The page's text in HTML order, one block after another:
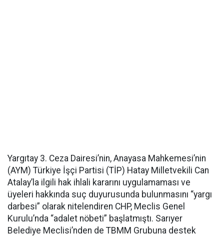
Yargıtay 3. Ceza Dairesi’nin, Anayasa Mahkemesi’nin
(AYM) Türkiye İşçi Partisi (TİP) Hatay Milletvekili Can
Atalay’la ilgili hak ihlali kararını uygulamaması ve
üyeleri hakkında suç duyurusunda bulunmasını “yargı
darbesi” olarak nitelendiren CHP, Meclis Genel
Kurulu’nda “adalet nöbeti” başlatmıştı. Sarıyer
Belediye Meclisi’nden de TBMM Grubuna destek